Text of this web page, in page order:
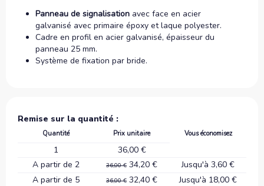
Panneau de signalisation avec face en acier
galvanisé avec primaire époxy et laque polyester.
Cadre en profil en acier galvanisé, épaisseur du
panneau 25 mm.
Système de fixation par bride.
Remise sur la quantité :
Quantité Prix unitaire Vous économisez
1
36,00 €
A partir de 2
36,00 € 34,20 €
Jusqu'à 3,60 €
A partir de 5
36,00 € 32,40 € Jusqu'à 18,00 €